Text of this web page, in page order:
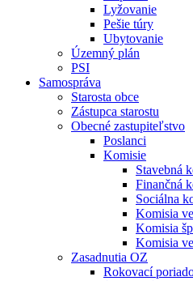
Lyžovanie
Pešie túry
Ubytovanie
Územný plán
PSI
Samospráva
Starosta obce
Zástupca starostu
Obecné zastupiteľstvo
Poslanci
Komisie
Stavebná
Finančná
Sociálna
Komisia
Komisia
Komisia
Zasadnutia OZ
Rokovací